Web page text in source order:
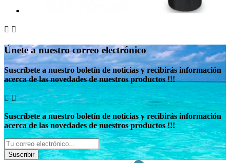
 
Únete a nuestro correo electrónico
Suscríbete a nuestro boletín de noticias y recibirás información
acerca de las novedades de nuestros productos !!!
 
Suscríbete a nuestro boletín de noticias y recibirás información
acerca de las novedades de nuestros productos !!!
Suscribir